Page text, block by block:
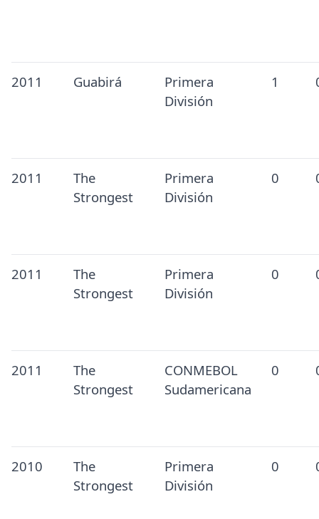
2011 Guabirá
Primera
División
1
2011
The
Strongest
Primera
División
0
2011
The
Strongest
Primera
División
0
2011
The
Strongest
CONMEBOL
Sudamericana
0
2010
The
Strongest
Primera
División
0